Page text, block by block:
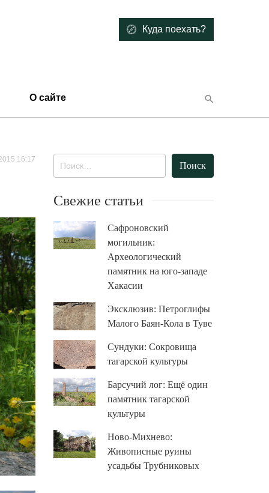
Куда поехать?
О сайте
16:17
Свежие статьи
Сафроновский
могильник:
Археологический
памятник на юго-западе
Хакасии
Эксклюзив: Петроглифы
Малого Баян-Кола в Туве
Сундуки: Сокровища
тагарской культуры
Барсучий лог: Ещё один
памятник тагарской
культуры
Ново-Михнево:
Живописные руины
усадьбы Трубниковых